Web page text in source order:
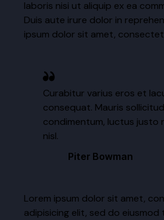
laboris nisi ut aliquip ex ea
Duis aute irure dolor in
ipsum dolor sit amet,
Curabitur varius eros et
consequat. Mauris
condimentum, luctus justo
nisl.
Piter Bowman
Lorem ipsum dolor sit amet,
adipisicing elit, sed do